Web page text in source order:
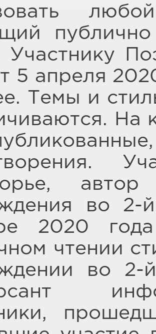
Участнику
5 апреля
Темы и
На
во 2-
2020
чтении
во 2-